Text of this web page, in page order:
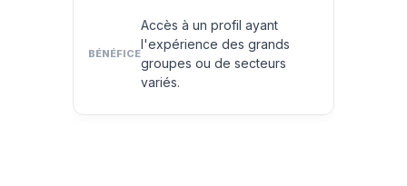
Accès à un profil ayant
l'expérience des grands
groupes ou de secteurs
variés.